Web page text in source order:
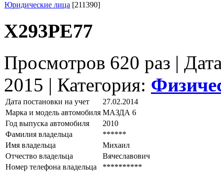
Юридические лица [211390]
Х293РЕ77
Просмотров 620 раз |
2015 | Категория:
Дата постановки на учет
27.02.2014
Марка и модель автомобиля МАЗДА 6
Год выпуска автомобиля
2010
Фамилия владельца
******
Имя владельца
Михаил
Отчество владельца
Вячеславович
Номер телефона владельца
**********